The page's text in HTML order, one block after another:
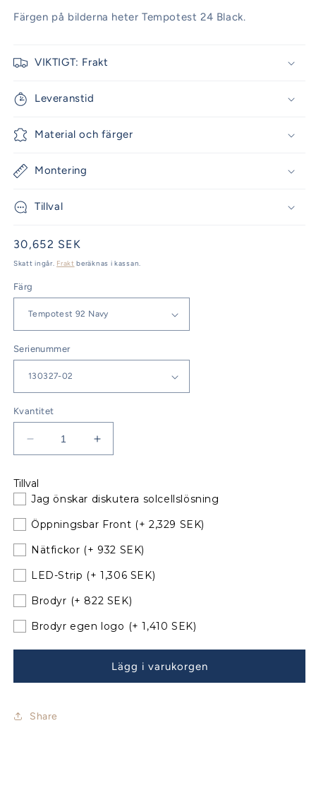
Färgen på bilderna heter Tempotest 24 Black.
VIKTIGT: Frakt
Leveranstid
Material och färger
Montering
Tillval
Ordinarie
pris
30,652 SEK
Skatt ingår. Frakt beräknas i kassan.
Färg
Serienummer
Kvantitet
Minska
kvantitet
Hanse
345
Sprayhood
med
nya
LYX
Öka
kvantitet
345
Sprayhood
nya
LYX
Tillval
Jag önskar diskutera solcellslösning
Öppningsbar Front (+ 2,329 SEK)
Nätfickor (+ 932 SEK)
LED-Strip (+ 1,306 SEK)
Brodyr (+ 822 SEK)
Brodyr egen logo (+ 1,410 SEK)
Lägg i varukorgen
Share